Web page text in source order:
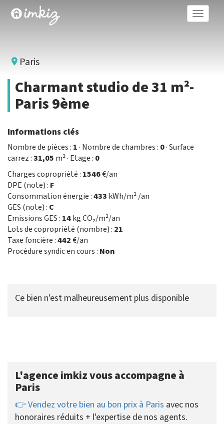
Toggle
Paris
Charmant studio de 31 m²-
Paris 9ème
Informations clés
Nombre de pièces : 1· Nombre de chambres : 0· Surface
carrez :31,05 m² · Etage : 0
Charges copropriété : 1546€/an
DPE (note) : F
Consommation énergie :433 kWh/m² /an
GES (note) : C
Emissions GES : 14kg CO₂/m²/an
Lots de copropriété (nombre) : 21
Taxe foncière :442€/an
Procédure syndic en cours : Non
Ce bien n'est malheureusement plus disponible
L'agence imkiz vous accompagne à
Paris
👉 Vendez votre bien au bon prix à Paris avec nos
honoraires réduits + l'expertise de nos agents.